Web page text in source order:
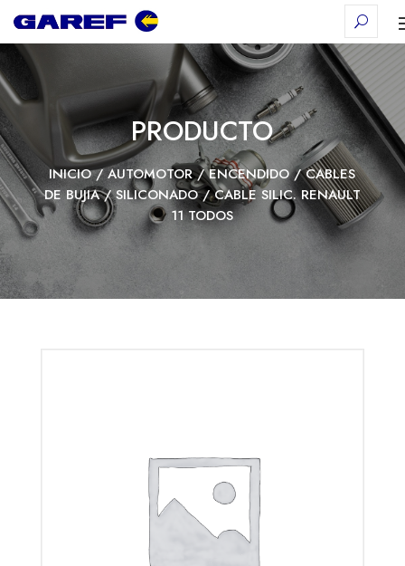
PRODUCTO
INICIO/AUTOMOTOR/ENCENDIDO/CABLES
DE BUJIA/SILICONADO/ CABLE SILIC. RENAULT
11 TODOS